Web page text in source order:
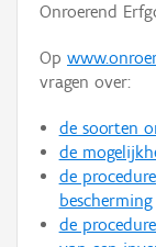
Aanmelden
Onroerend
Op
vragen over:
de soorten
de
de
bescherming
de